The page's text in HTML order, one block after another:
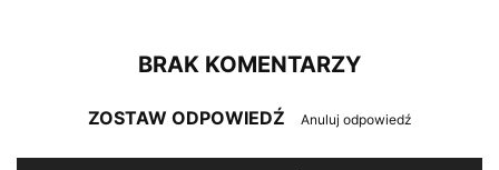
BRAK KOMENTARZY
ZOSTAW ODPOWIEDŹ Anuluj odpowiedź